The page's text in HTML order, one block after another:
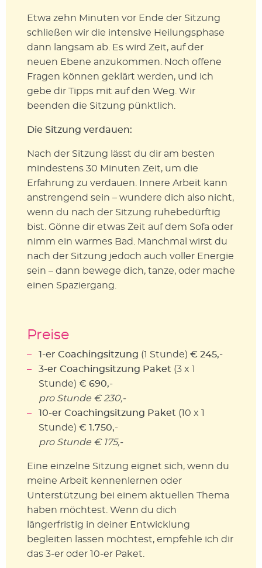
Etwa zehn Minuten vor Ende der Sitzung
schließen wir die intensive Heilungsphase
dann langsam ab. Es wird Zeit, auf der
neuen Ebene anzukommen. Noch offene
Fragen können geklärt werden, und ich
gebe dir Tipps mit auf den Weg. Wir
beenden die Sitzung pünktlich.
Die Sitzung verdauen:
Nach der Sitzung lässt du dir am besten
mindestens 30 Minuten Zeit, um die
Erfahrung zu verdauen. Innere Arbeit kann
anstrengend sein – wundere dich also nicht,
wenn du nach der Sitzung ruhebedürftig
bist. Gönne dir etwas Zeit auf dem Sofa oder
nimm ein warmes Bad. Manchmal wirst du
nach der Sitzung jedoch auch voller Energie
sein – dann bewege dich, tanze, oder mache
einen Spaziergang.
Preise
1-er Coachingsitzung (1 Stunde) € 245,-
3-er Coachingsitzung Paket (3 x 1
Stunde) € 690,-
pro Stunde € 230,-
10-er Coachingsitzung Paket (10 x 1
Stunde) € 1.750,-
pro Stunde € 175,-
Eine einzelne Sitzung eignet sich, wenn du
meine Arbeit kennenlernen oder
Unterstützung bei einem aktuellen Thema
haben möchtest. Wenn du dich
längerfristig in deiner Entwicklung
begleiten lassen möchtest, empfehle ich dir
das 3-er oder 10-er Paket.